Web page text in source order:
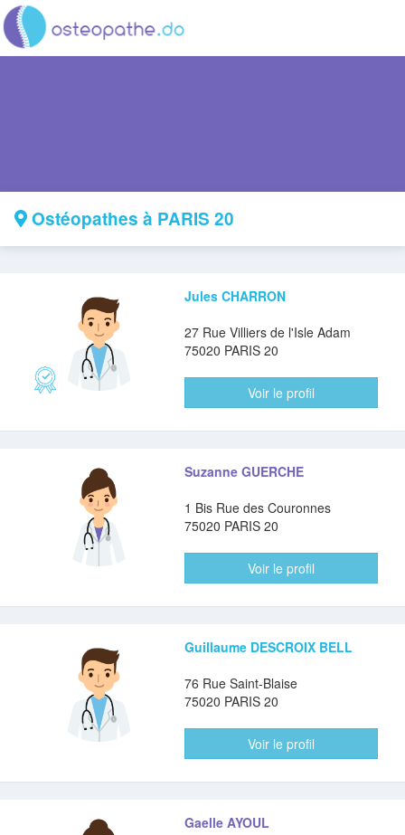
Ostéopathes à PARIS 20
Jules CHARRON
27 Rue Villiers de l'Isle Adam
75020 PARIS 20
Voir le profil
Suzanne GUERCHE
1 Bis Rue des Couronnes
75020 PARIS 20
Voir le profil
Guillaume DESCROIX BELL
76 Rue Saint-Blaise
75020 PARIS 20
Voir le profil
Gaelle AYOUL